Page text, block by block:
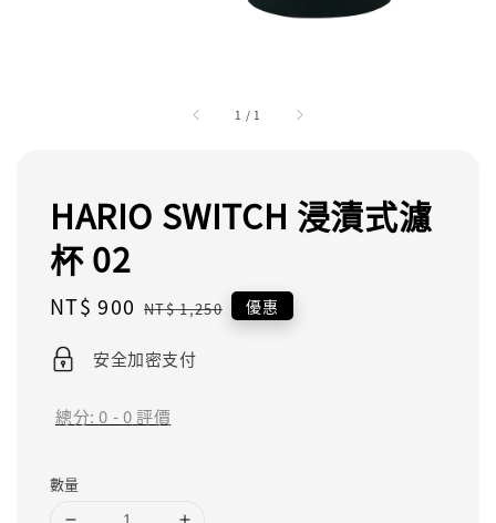
1 / 1
HARIO SWITCH 浸漬式濾
杯 02
Sale
NT$ 900 Regular
NT$ 1,250 優惠
安全加密支付
總分:0 -0評價
數量